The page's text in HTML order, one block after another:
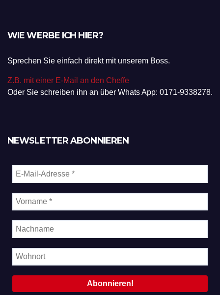
WIE WERBE ICH HIER?
Sprechen Sie einfach direkt mit unserem Boss.
Z.B. mit einer E-Mail an den Cheffe
Oder Sie schreiben ihn an über Whats App: 0171-9338278.
NEWSLETTER ABONNIEREN